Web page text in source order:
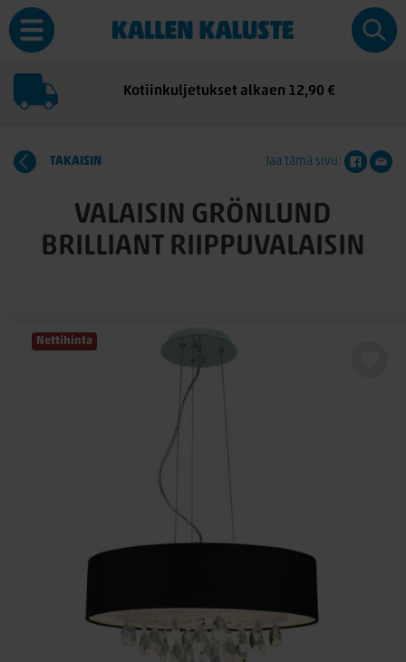
Kotiinkuljetukset alkaen 12,90 €
TAKAISIN Jaa tämä sivu:
VALAISIN GRÖNLUND
BRILLIANT RIIPPUVALAISIN
Nettihinta